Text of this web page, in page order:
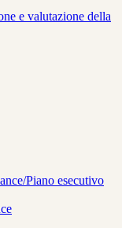
e valutazione della
Piano esecutivo